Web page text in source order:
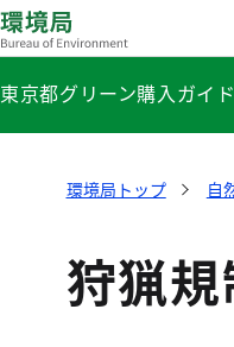
東京都グリーン購入ガイ
環境局トップ 自
狩猟